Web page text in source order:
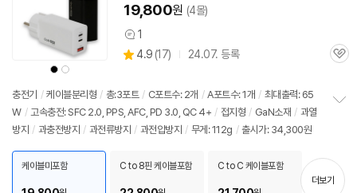
상
품
색
상
상
품
색
상
19,800원 (4몰)
상
품
1
별
4.9 (상
리
뷰
17) 24.07. 등록
관
충전기 / 케이블분리형 / 총:3포트 / C포트수: 2개 / A포트수: 1개 / 최대출력: 65
W / 고속충전: SFC 2.0, PPS, AFC, PD 3.0, QC 4+ / 접지형 / GaN소재 / 과열
방지 / 과충전방지 / 과전류방지 / 과전압방지 / 무게: 112g / 출시가: 34,300원
기
케이블미포함 C to 8핀 케이블포함 C to C 케이블포함
더보기